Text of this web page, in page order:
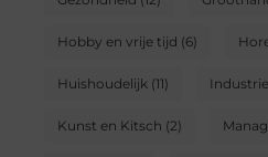
Hobby en vrije tijd (6)
Huishoudelijk (11) Industrie
Kunst en Kitsch (2)